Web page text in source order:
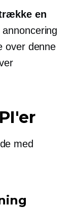
en
over denne
med